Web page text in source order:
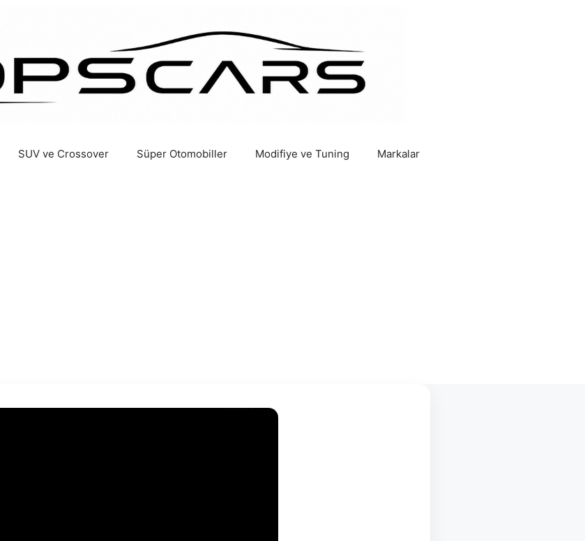
SUV ve Crossover Süper Otomobiller Modifiye ve Tuning Markalar